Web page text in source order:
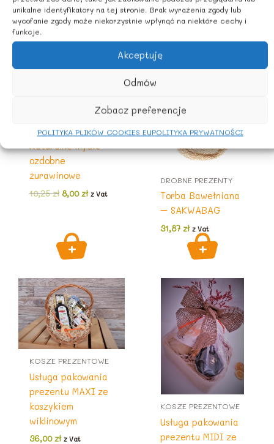
unikalne identyfikatory na tej stronie. Brak wyrażenia zgody lub
wycofanie zgody może niekorzystnie wpłynąć na niektóre cechy i
funkcje.
Akceptuję
Odmów
Zobacz preferencje
POLITYKA PLIKÓW COOKIES EUPOLITYKA PRYWATNOŚCI
z Vat
PROMOCJA
DROBNE PREZENTY
Naturalne mydło
ozdobne
żurawinowe
10,25zł Pierwotna
8,00złAktualna
z Vat
DROBNE PREZENTY
Torba Bawełniana
– SAKWABAG
31,87zł z Vat
KOSZE PREZENTOWE
Usługa pakowania
prezentu MAXI ze
koszykiem
wiklinowym
36,00zł z Vat
KOSZE PREZENTOWE
Usługa pakowania
prezentu MIDI ze